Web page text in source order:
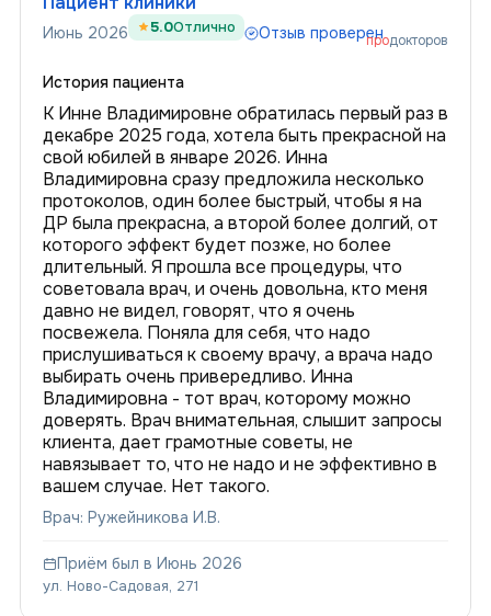
Июнь 2026 5.0Отлично Отзыв проверен
продокторов
История пациента
К Инне Владимировне обратилась первый раз в
декабре 2025 года, хотела быть прекрасной на
свой юбилей в январе 2026. Инна
Владимировна сразу предложила несколько
протоколов, один более быстрый, чтобы я на
ДР была прекрасна, а второй более долгий, от
которого эффект будет позже, но более
длительный. Я прошла все процедуры, что
советовала врач, и очень довольна, кто меня
давно не видел, говорят, что я очень
посвежела. Поняла для себя, что надо
прислушиваться к своему врачу, а врача надо
выбирать очень привередливо. Инна
Владимировна - тот врач, которому можно
доверять. Врач внимательная, слышит запросы
клиента, дает грамотные советы, не
навязывает то, что не надо и не эффективно в
вашем случае. Нет такого.
Врач: Ружейникова И.В.
Приём был в Июнь 2026
ул. Ново-Садовая, 271